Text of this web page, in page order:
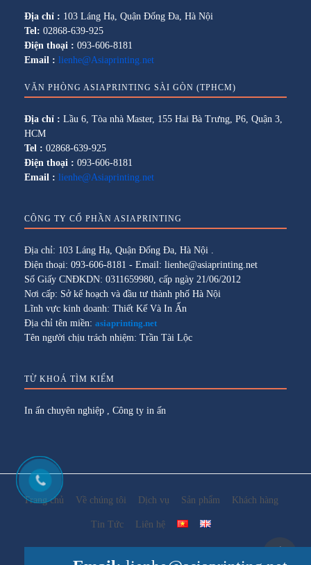
Địa chỉ : 103 Láng Hạ, Quận Đống Đa, Hà Nội
Tel: 02868-639-925
Điện thoại : 093-606-8181
Email : lienhe@Asiaprinting.net
VĂN PHÒNG ASIAPRINTING SÀI GÒN (TPHCM)
Địa chỉ : Lầu 6, Tòa nhà Master, 155 Hai Bà Trưng, P6, Quận 3,
HCM
Tel : 02868-639-925
Điện thoại : 093-606-8181
Email : lienhe@Asiaprinting.net
CÔNG TY CỔ PHẦN ASIAPRINTING
Địa chỉ: 103 Láng Hạ, Quận Đống Đa, Hà Nội .
Điện thoại: 093-606-8181 - Email: lienhe@asiaprinting.net
Số Giấy CNĐKDN: 0311659980, cấp ngày 21/06/2012
Nơi cấp: Sở kế hoạch và đầu tư thành phố Hà Nội
Lĩnh vực kinh doanh: Thiết Kế Và In Ấn
Địa chỉ tên miền: asiaprinting.net
Tên người chịu trách nhiệm: Trần Tài Lộc
TỪ KHOÁ TÌM KIẾM
In ấn chuyên nghiệp , Công ty in ấn
Trang chủ Về chúng tôi Dịch vụ Sản phẩm Khách hàng
Tin Tức Liên hệ